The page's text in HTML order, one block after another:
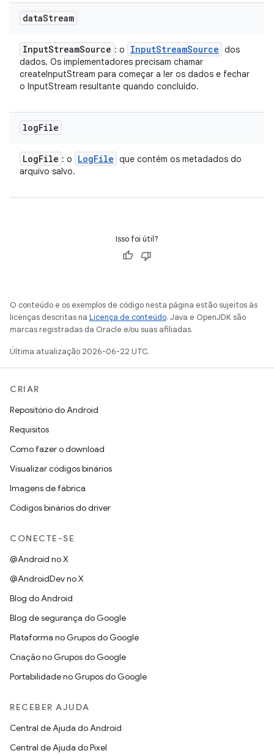
dataStream
InputStreamSource : o InputStreamSource dos
dados. Os implementadores precisam chamar
createInputStream para começar a ler os dados e fechar
o InputStream resultante quando concluído.
logFile
LogFile : o LogFile que contém os metadados do
arquivo salvo.
Isso foi útil?
O conteúdo e os exemplos de código nesta página estão sujeitos às
licenças descritas na Licença de conteúdo. Java e OpenJDK são
marcas registradas da Oracle e/ou suas afiliadas.
Última atualização 2026-06-22 UTC.
CRIAR
Repositório do Android
Requisitos
Como fazer o download
Visualizar códigos binários
Imagens de fábrica
Códigos binários do driver
CONECTE-SE
@Android no X
@AndroidDev no X
Blog do Android
Blog de segurança do Google
Plataforma no Grupos do Google
Criação no Grupos do Google
Portabilidade no Grupos do Google
RECEBER AJUDA
Central de Ajuda do Android
Central de Ajuda do Pixel